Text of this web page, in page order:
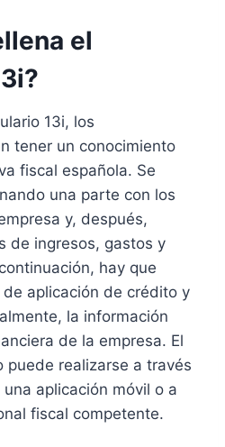
el
13i, los
tener un conocimiento
fiscal española. Se
una parte con los
y, después,
de ingresos, gastos y
hay que
aplicación de crédito y
la información
de la empresa. El
puede realizarse a través
aplicación móvil o a
fiscal competente.